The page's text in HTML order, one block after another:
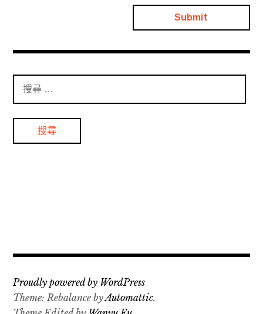
Proudly powered by WordPress
Theme: Rebalance byAutomattic.